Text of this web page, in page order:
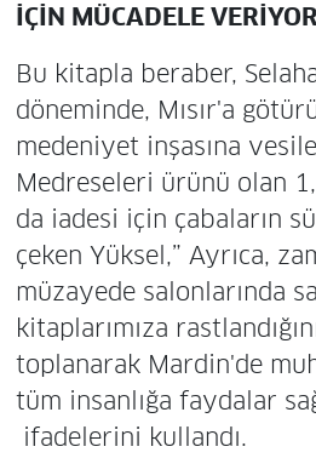
İÇİN MÜCADELE
Bu kitapla beraber,
döneminde, Mısır'a
medeniyet inşasına
Medreseleri ürünü olan
da iadesi için çabaların
çeken Yüksel,” Ayrıca,
müzayede salonlarında
kitaplarımıza
toplanarak Mardin'de
tüm insanlığa faydalar
ifadelerini kullandı.